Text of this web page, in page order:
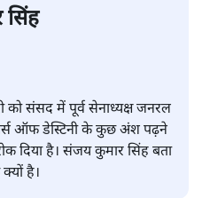
को संसद में पूर्व सेनाध्यक्ष जनरल
ऑफ डेस्टिनी के कुछ अंश पढ़ने
दिया है। संजय कुमार सिंह बता
है।